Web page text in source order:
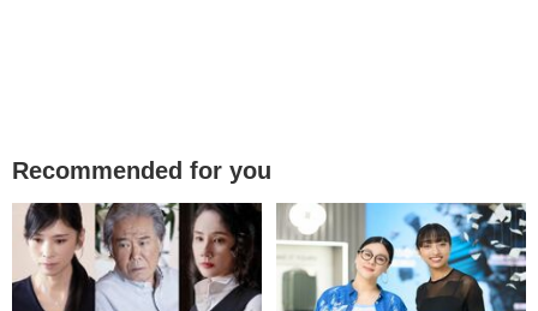
Recommended for you